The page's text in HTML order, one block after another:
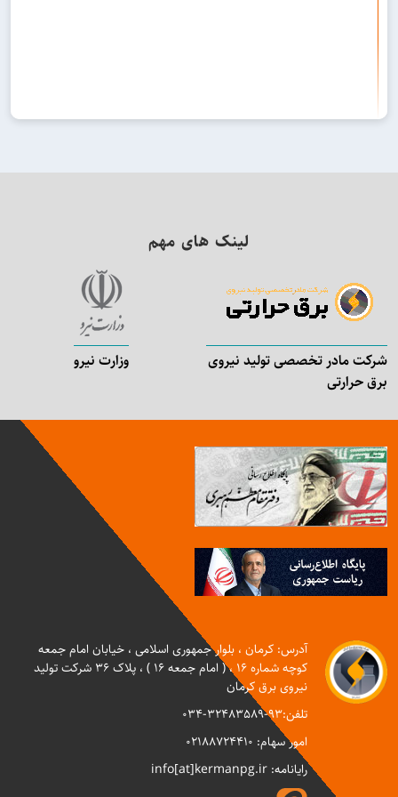
لینک های مهم
شرکت مادر تخصصی تولید نیروی
برق حرارتی
وزارت نیرو
آدرس: کرمان ، بلوار جمهوری اسلامی ، خیابان امام جمعه
کوچه شماره 16 ، ( امام جمعه 16 ) ، پلاک 36 شرکت تولید
نیروی برق کرمان
تلفن:93-32483589-034
امور سهام:
رایانامه: info[at]kermanpg.ir